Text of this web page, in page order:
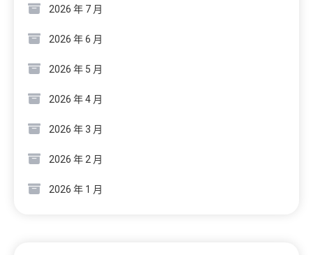
2026 年 7 月
2026 年 6 月
2026 年 5 月
2026 年 4 月
2026 年 3 月
2026 年 2 月
2026 年 1 月